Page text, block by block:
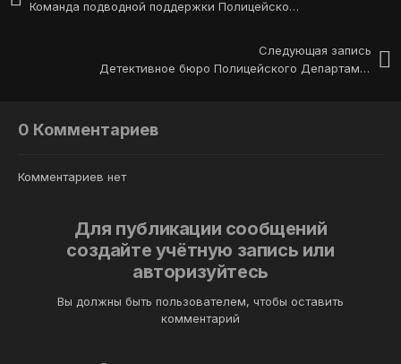
Команда подводной поддержки Полицейского Департамента Лос-Сантос (UDU)
Следующая запись
Детективное бюро Полицейского Департамента Лос-Сантос (DBU)
0 Комментариев
Комментариев нет
Для публикации сообщений
создайте учётную запись или
авторизуйтесь
Вы должны быть пользователем, чтобы оставить
комментарий